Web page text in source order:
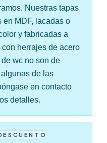
Nuestras tapas
en MDF, lacadas o
y fabricadas a
herrajes de acero
wc no son de
de las
en contacto
detalles.